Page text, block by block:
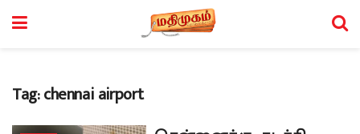
Tag:chennai airport